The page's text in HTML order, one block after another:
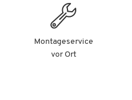
Montageservice
vor Ort